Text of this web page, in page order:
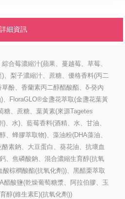
詳細資訊
合莓濃縮汁(蘋果、蔓越莓、草莓、
、梨子濃縮汁、蔗糖、優格香料(丙二
酚、香蘭素丙二醇醋酸酯、δ-癸內
、FloraGLO®金盞花萃取(金盞花葉黃
糖、蔗糖、葉黃素(來源Tagetes
、水)、藍莓香料(酒精、水、甘油、
、蜂膠萃取物)、藻油粉(DHA藻油、
素鈉、大豆蛋白、葵花油、抗壞血
、焦磷酸鈉、混合濃縮生育醇(抗氧
棕櫚酸酯(抗氧化劑))、黑醋栗萃取
醋酸鹽(乾燥葡萄糖漿、阿拉伯膠、玉
醇(維生素E)(抗氧化劑))